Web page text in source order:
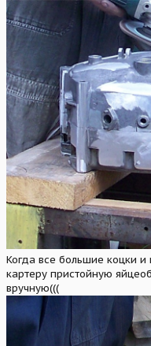
Когда все большие коцки
картеру пристойную
вручную(((